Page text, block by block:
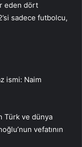
eden dört
sadece futbolcu,
ismi: Naim
Türk ve dünya
vefatının